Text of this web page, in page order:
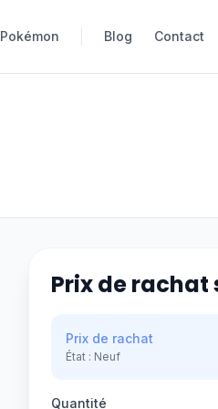
Pokémon Blog Contact
Pokémon Blog Contact
Prix de rachat
Prix de rachat
État : Neuf
Quantité